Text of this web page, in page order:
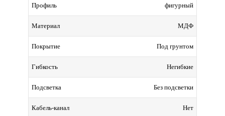
Профиль фигурный
Материал МДФ
Покрытие Под грунтом
Гибкость Негибкие
Подсветка Без подсветки
Кабель-канал Нет